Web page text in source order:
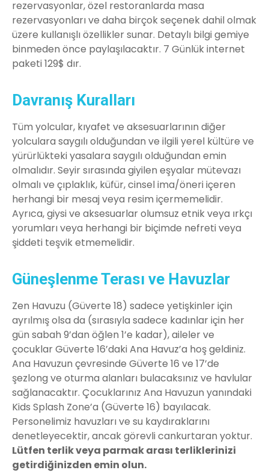
rezervasyonlar, özel restoranlarda masa
rezervasyonları ve daha birçok seçenek dahil olmak
üzere kullanışlı özellikler sunar. Detaylı bilgi gemiye
binmeden önce paylaşılacaktır. 7 Günlük internet
paketi 129$ dır.
Davranış Kuralları
Tüm yolcular, kıyafet ve aksesuarlarının diğer
yolculara saygılı olduğundan ve ilgili yerel kültüre ve
yürürlükteki yasalara saygılı olduğundan emin
olmalıdır. Seyir sırasında giyilen eşyalar mütevazı
olmalı ve çıplaklık, küfür, cinsel ima/öneri içeren
herhangi bir mesaj veya resim içermemelidir.
Ayrıca, giysi ve aksesuarlar olumsuz etnik veya ırkçı
yorumları veya herhangi bir biçimde nefreti veya
şiddeti teşvik etmemelidir.
Güneşlenme Terası ve Havuzlar
Zen Havuzu (Güverte 18) sadece yetişkinler için
ayrılmış olsa da (sırasıyla sadece kadınlar için her
gün sabah 9’dan öğlen 1’e kadar), aileler ve
çocuklar Güverte 16’daki Ana Havuz’a hoş geldiniz.
Ana Havuzun çevresinde Güverte 16 ve 17’de
şezlong ve oturma alanları bulacaksınız ve havlular
sağlanacaktır. Çocuklarınız Ana Havuzun yanındaki
Kids Splash Zone’a (Güverte 16) bayılacak.
Personelimiz havuzları ve su kaydıraklarını
denetleyecektir, ancak görevli cankurtaran yoktur.
Lütfen terlik veya parmak arası terliklerinizi
getirdiğinizden emin olun.